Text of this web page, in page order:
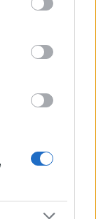
tags to
below Google
torinesi:
presa
ricette
e
della nonna.